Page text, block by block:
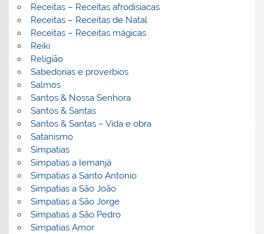
Receitas – Receitas afrodisiacas
Receitas – Receitas de Natal
Receitas – Receitas mágicas
Reiki
Religião
Sabedorias e proverbios
Salmos
Santos & Nossa Senhora
Santos & Santas
Santos & Santas – Vida e obra
Satanismo
Simpatias
Simpatias a Iemanjá
Simpatias a Santo Antonio
Simpatias a São João
Simpatias a São Jorge
Simpatias a São Pedro
Simpatias Amor